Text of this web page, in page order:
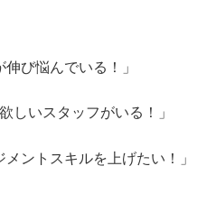
伸び悩んでいる！」
しいスタッフがいる！」
メントスキルを上げたい！」